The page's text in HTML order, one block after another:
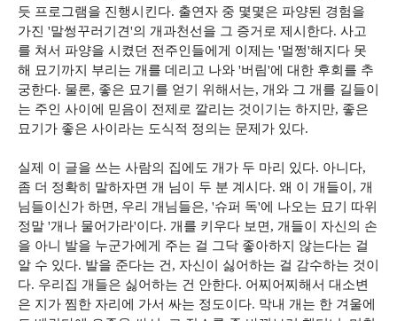
듯 프로그램을 진행시킨다. 출연자 중 몇몇은 파양된 경험을
가진 '말썽꾸러기견'의 개과천선을 그 증거로 제시한다. 사고
를 쳐서 파양을 시켰던 전주인들에게 이제는 '멀쩡'해지다 못
해 묘기까지 부리는 개를 데리고 나와 '버림'에 대한 후회를 추
궁한다. 물론, 좋은 묘기를 얻기 위해서는, 개와 그 개를 길들이
는 주인 사이에 믿음이 전제로 깔리는 것이기는 하지만, 좋은
묘기가 좋은 사이라는 도식적 정의는 문제가 있다.
실제 이 글을 쓰는 사람의 집에도 개가 두 마리 있다. 아니다,
좀 더 정확히 말하자면 개 님이 두 분 계시다. 왜 이 개들이, 개
님들이신가 하면, 우리 개님들은, '슈퍼 독'에 나오는 묘기 따위
정말 '개나 물어가라'이다. 개를 키우다 보면, 개들이 자신의 손
을 아니 발을 누군가에게 주는 걸 그닥 좋아하지 않는다는 걸
알 수 있다. 발을 준다는 건, 자신이 싫어하는 걸 감수하는 것이
다. 우리집 개들은 싫어하는 건 안한다. 어찌어찌해서 대소변
은 지가 찜한 자리에 가서 싸는 정도이다. 막내 개는 한 겨울에